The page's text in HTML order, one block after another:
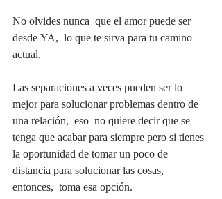
No olvides nunca  que el amor puede ser
desde YA,  lo que te sirva para tu camino
actual.
Las separaciones a veces pueden ser lo
mejor para solucionar problemas dentro de
una relación,  eso  no quiere decir que se
tenga que acabar para siempre pero si tienes
la oportunidad de tomar un poco de
distancia para solucionar las cosas,
entonces,  toma esa opción.